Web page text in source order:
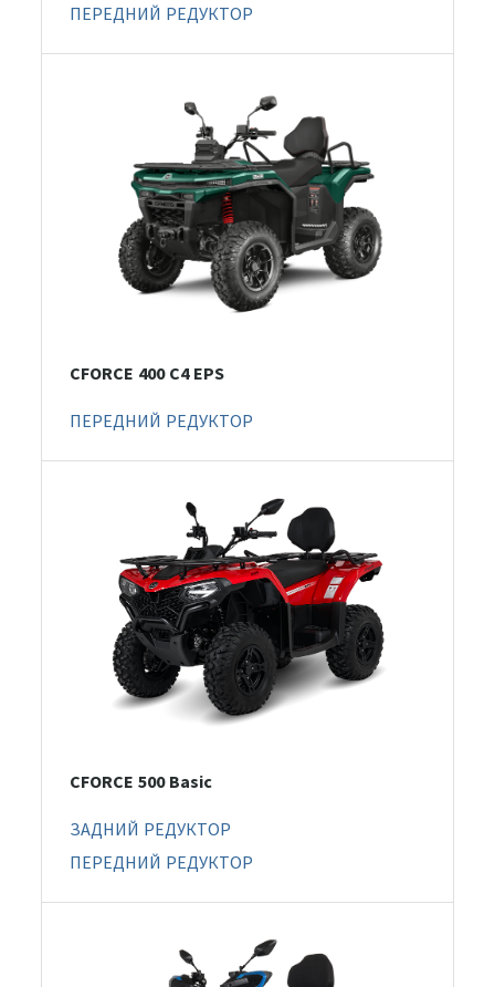
ПЕРЕДНИЙ РЕДУКТОР
CFORCE 400 С4 EPS
ПЕРЕДНИЙ РЕДУКТОР
CFORCE 500 Basic
ЗАДНИЙ РЕДУКТОР
ПЕРЕДНИЙ РЕДУКТОР